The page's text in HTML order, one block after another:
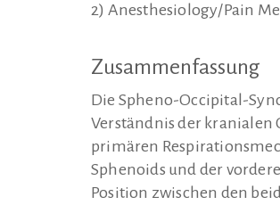
2) Anesthesiology/Pain
Zusammenfassung
Die Spheno-Occipital-
Verständnis der kranialen
primären
Sphenoids und der
Position zwischen den